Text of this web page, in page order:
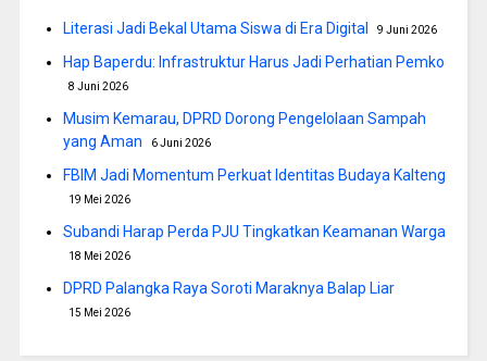
Literasi Jadi Bekal Utama Siswa di Era Digital 9 Juni 2026
Hap Baperdu: Infrastruktur Harus Jadi Perhatian Pemko
8 Juni 2026
Musim Kemarau, DPRD Dorong Pengelolaan Sampah
yang Aman
6 Juni 2026
FBIM Jadi Momentum Perkuat Identitas Budaya Kalteng
19 Mei 2026
Subandi Harap Perda PJU Tingkatkan Keamanan Warga
18 Mei 2026
DPRD Palangka Raya Soroti Maraknya Balap Liar
15 Mei 2026